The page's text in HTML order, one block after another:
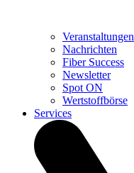
Veranstaltungen
Nachrichten
Fiber Success
Newsletter
Spot ON
Wertstoffbörse
Services